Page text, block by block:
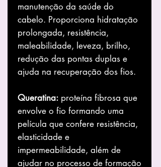
manutenção da saúde do
cabelo. Proporciona hidratação
prolongada, resistência,
maleabilidade, leveza, brilho,
redução das pontas duplas e
ajuda na recuperação dos fios.
Queratina: proteína fibrosa que
envolve o fio formando uma
película que confere resistência,
elasticidade e
impermeabilidade, além de
ajudar no processo de formação